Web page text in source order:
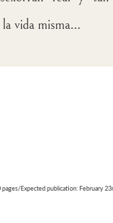
vida misma...
pages/Expected publication: February